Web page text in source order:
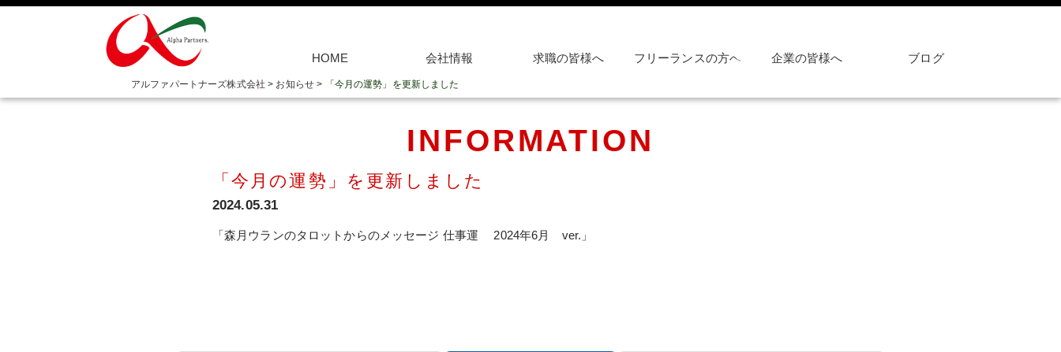
HOME 会社情報 求職の皆様へ フリーランスの方へ 企業の皆様へ ブログ
アルファパートナーズ株式会社 > お知らせ > 「今月の運勢」を更新しました
INFORMATION
「今月の運勢」を更新しました
2024.05.31
「森月ウランのタロットからのメッセージ 仕事運 2024年6月 ver.」